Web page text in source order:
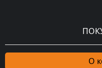
О